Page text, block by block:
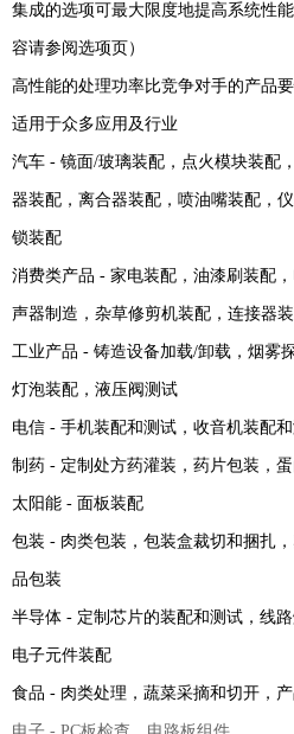
集成的选项可最大限度地提高系统性
容请参阅选项页）
高性能的处理功率比竞争对手的产品
适用于众多应用及行业
汽车 - 镜面/玻璃装配，点火模块装配
器装配，离合器装配，喷油嘴装配，
锁装配
消费类产品 - 家电装配，油漆刷装配
声器制造，杂草修剪机装配，连接器
工业产品 - 铸造设备加载/卸载，烟雾
灯泡装配，液压阀测试
电信 - 手机装配和测试，收音机装配
制药 - 定制处方药灌装，药片包装，
太阳能 - 面板装配
包装 - 肉类包装，包装盒裁切和捆扎
品包装
半导体 - 定制芯片的装配和测试，线
电子元件装配
食品 - 肉类处理，蔬菜采摘和切开，